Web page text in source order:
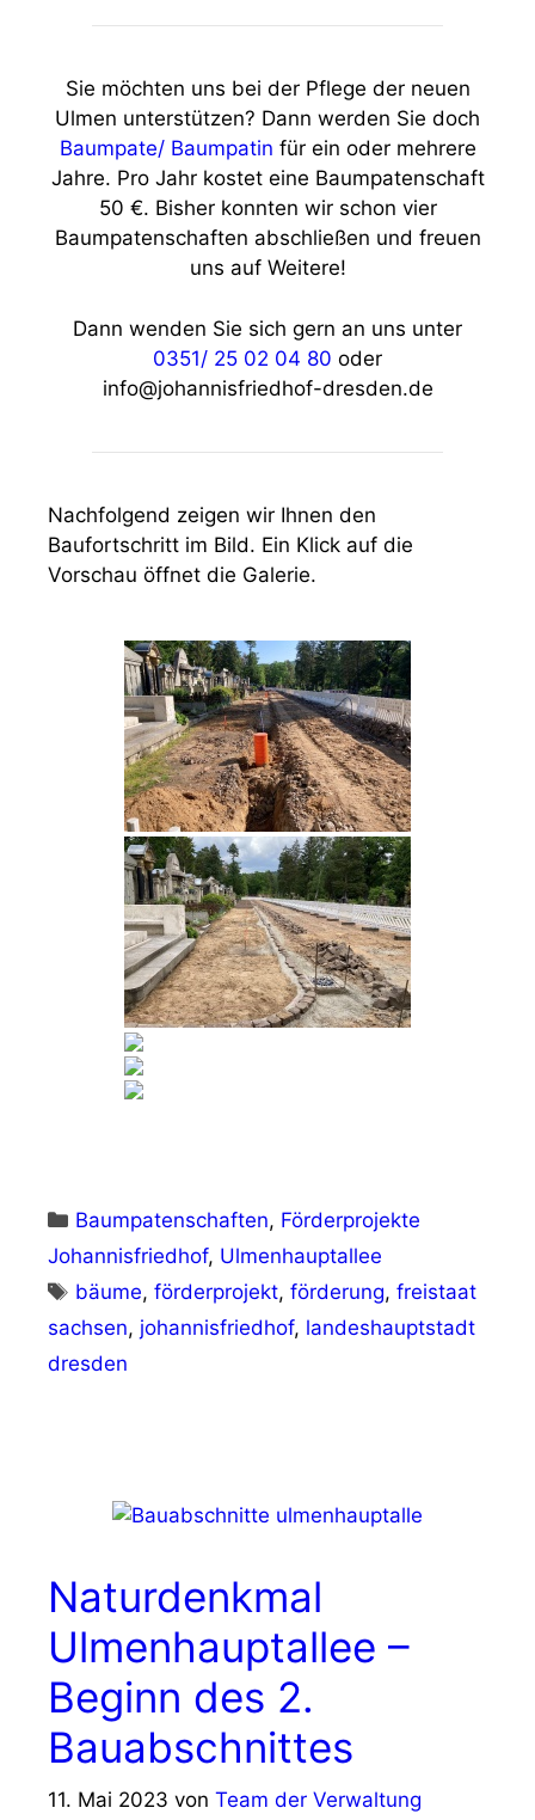
Sie möchten uns bei der Pflege der neuen
Ulmen unterstützen? Dann werden Sie doch
Baumpate/ Baumpatin für ein oder mehrere
Jahre. Pro Jahr kostet eine Baumpatenschaft
50 €. Bisher konnten wir schon vier
Baumpatenschaften abschließen und freuen
uns auf Weitere!
Dann wenden Sie sich gern an uns unter
0351/ 25 02 04 80 oder
info@johannisfriedhof-dresden.de
Nachfolgend zeigen wir Ihnen den
Baufortschritt im Bild. Ein Klick auf die
Vorschau öffnet die Galerie.
Kategorien
Baumpatenschaften, Förderprojekte
Johannisfriedhof, Ulmenhauptallee
Schlagwörter
bäume,förderprojekt,förderung,freistaat
sachsen, johannisfriedhof, landeshauptstadt
dresden
Naturdenkmal
Ulmenhauptallee –
Beginn des 2.
Bauabschnittes
11. Mai 2023 von Team der Verwaltung